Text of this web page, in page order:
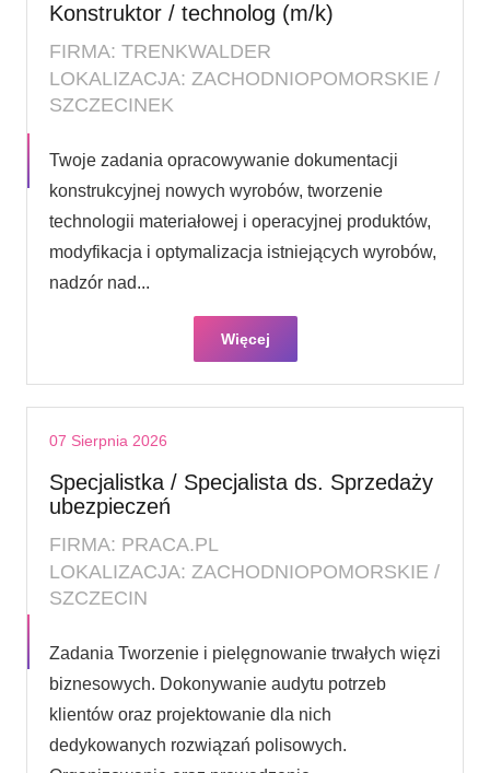
Konstruktor / technolog (m/k)
FIRMA: TRENKWALDER
LOKALIZACJA: ZACHODNIOPOMORSKIE /
SZCZECINEK
Twoje zadania opracowywanie dokumentacji
konstrukcyjnej nowych wyrobów, tworzenie
technologii materiałowej i operacyjnej produktów,
modyfikacja i optymalizacja istniejących wyrobów,
nadzór nad...
Więcej
07 Sierpnia 2026
Specjalistka / Specjalista ds. Sprzedaży
ubezpieczeń
FIRMA: PRACA.PL
LOKALIZACJA: ZACHODNIOPOMORSKIE /
SZCZECIN
Zadania Tworzenie i pielęgnowanie trwałych więzi
biznesowych. Dokonywanie audytu potrzeb
klientów oraz projektowanie dla nich
dedykowanych rozwiązań polisowych.